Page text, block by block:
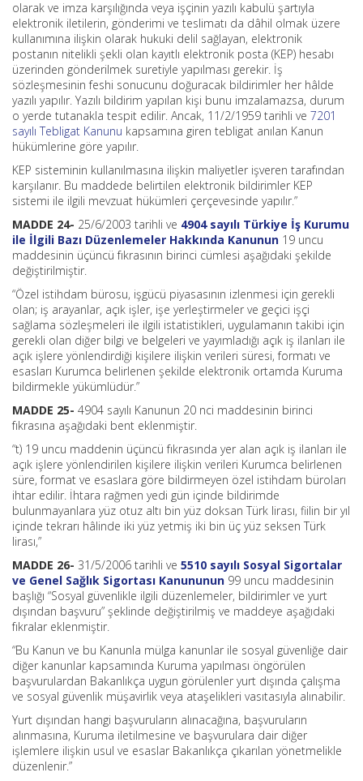
olarak ve imza karşılığında veya işçinin yazılı kabulü şartıyla
elektronik iletilerin, gönderimi ve teslimatı da dâhil olmak üzere
kullanımına ilişkin olarak hukuki delil sağlayan, elektronik
postanın nitelikli şekli olan kayıtlı elektronik posta (KEP) hesabı
üzerinden gönderilmek suretiyle yapılması gerekir. İş
sözleşmesinin feshi sonucunu doğuracak bildirimler her hâlde
yazılı yapılır. Yazılı bildirim yapılan kişi bunu imzalamazsa, durum
o yerde tutanakla tespit edilir. Ancak, 11/2/1959 tarihli ve 7201
sayılı Tebligat Kanunu kapsamına giren tebligat anılan Kanun
hükümlerine göre yapılır.
KEP sisteminin kullanılmasına ilişkin maliyetler işveren tarafından
karşılanır. Bu maddede belirtilen elektronik bildirimler KEP
sistemi ile ilgili mevzuat hükümleri çerçevesinde yapılır.”
MADDE 24- 25/6/2003 tarihli ve 4904 sayılı Türkiye İş Kurumu
ile İlgili Bazı Düzenlemeler Hakkında Kanunun 19 uncu
maddesinin üçüncü fıkrasının birinci cümlesi aşağıdaki şekilde
değiştirilmiştir.
“Özel istihdam bürosu, işgücü piyasasının izlenmesi için gerekli
olan; iş arayanlar, açık işler, işe yerleştirmeler ve geçici işçi
sağlama sözleşmeleri ile ilgili istatistikleri, uygulamanın takibi için
gerekli olan diğer bilgi ve belgeleri ve yayımladığı açık iş ilanları ile
açık işlere yönlendirdiği kişilere ilişkin verileri süresi, formatı ve
esasları Kurumca belirlenen şekilde elektronik ortamda Kuruma
bildirmekle yükümlüdür.”
MADDE 25- 4904 sayılı Kanunun 20 nci maddesinin birinci
fıkrasına aşağıdaki bent eklenmiştir.
“t) 19 uncu maddenin üçüncü fıkrasında yer alan açık iş ilanları ile
açık işlere yönlendirilen kişilere ilişkin verileri Kurumca belirlenen
süre, format ve esaslara göre bildirmeyen özel istihdam büroları
ihtar edilir. İhtara rağmen yedi gün içinde bildirimde
bulunmayanlara yüz otuz altı bin yüz doksan Türk lirası, fiilin bir yıl
içinde tekrarı hâlinde iki yüz yetmiş iki bin üç yüz seksen Türk
lirası,”
MADDE 26- 31/5/2006 tarihli ve 5510 sayılı Sosyal Sigortalar
ve Genel Sağlık Sigortası Kanununun 99 uncu maddesinin
başlığı “Sosyal güvenlikle ilgili düzenlemeler, bildirimler ve yurt
dışından başvuru” şeklinde değiştirilmiş ve maddeye aşağıdaki
fıkralar eklenmiştir.
“Bu Kanun ve bu Kanunla mülga kanunlar ile sosyal güvenliğe dair
diğer kanunlar kapsamında Kuruma yapılması öngörülen
başvurulardan Bakanlıkça uygun görülenler yurt dışında çalışma
ve sosyal güvenlik müşavirlik veya ataşelikleri vasıtasıyla alınabilir.
Yurt dışından hangi başvuruların alınacağına, başvuruların
alınmasına, Kuruma iletilmesine ve başvurulara dair diğer
işlemlere ilişkin usul ve esaslar Bakanlıkça çıkarılan yönetmelikle
düzenlenir.”